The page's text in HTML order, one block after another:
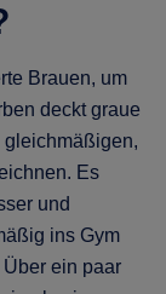
Brauen, um
deckt graue
gleichmäßigen,
Es
und
ins Gym
ein paar